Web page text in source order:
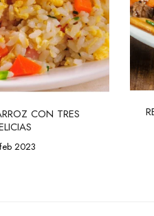
CON TRES
2023